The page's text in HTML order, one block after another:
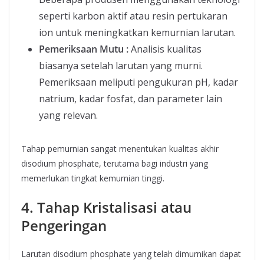
seperti karbon aktif atau resin pertukaran
ion untuk meningkatkan kemurnian larutan.
Pemeriksaan Mutu :Analisis kualitas
biasanya setelah larutan yang murni.
Pemeriksaan meliputi pengukuran pH, kadar
natrium, kadar fosfat, dan parameter lain
yang relevan.
Tahap pemurnian sangat menentukan kualitas akhir
disodium phosphate, terutama bagi industri yang
memerlukan tingkat kemurnian tinggi.
4. Tahap Kristalisasi atau
Pengeringan
Larutan disodium phosphate yang telah dimurnikan dapat